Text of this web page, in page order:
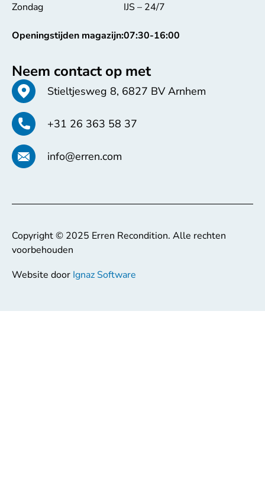
Zondag
Openingstijden magazijn:
IJS – 24/7
07:30-16:00
Neem contact op met
Stieltjesweg 8, 6827 BV Arnhem
+31 26 363 58 37
info@erren.com
Copyright © 2025 Erren Recondition. Alle rechten
voorbehouden
Website door Ignaz Software